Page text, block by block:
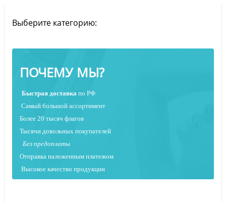
Выберите категорию:
ПОЧЕМУ МЫ?
Быстрая доставка по РФ
Самый большой ассортимент
Более 20 тысяч флагов
Тысячи довольных покупателей
Без предоплаты
Отправка наложенным платежом
Высокое качество продукции